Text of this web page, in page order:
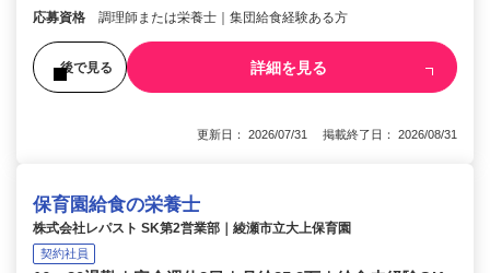
応募資格 調理師または栄養士｜集団給食経験ある方
後で見る 詳細を見る
更新日： 2026/07/31 掲載終了日： 2026/08/31
保育園給食の栄養士
株式会社レパスト SK第2営業部｜綾瀬市立大上保育園
契約社員